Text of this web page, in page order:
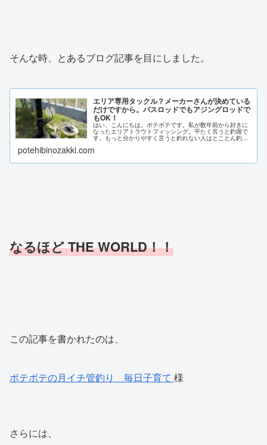
そんな時、とあるブログ記事を目にしました。
エリア専用タックル？メーカーさんが決めている
だけですから。バスロッドでもアジングロッドで
もOK！
はい、こんにちは。ポテポテです。私が数年前から好きに
なったエリアトラウトフィッシング。平たく言うと釣堀で
す。もっと分かりやすく言うと釣れない人はとことん釣れ
ない釣堀です。自然河川、湖沼での入漁料をはるかに超え
る1日4,000円～4,500円...
potehibinozakki.com
なるほど THE WORLD！！
この記事を書かれたのは、
ポテポテの月イチ管釣り 毎日子育て 様
さらには、